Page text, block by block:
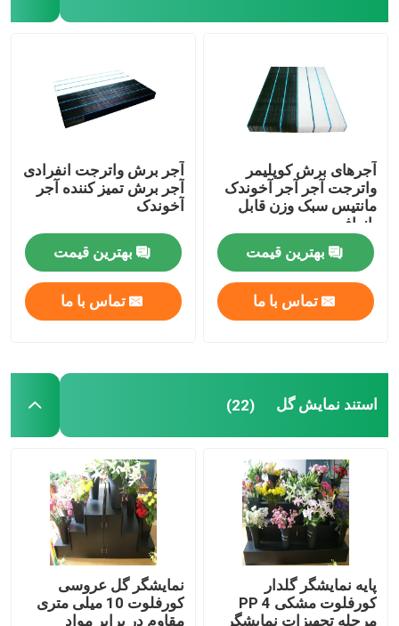
آجرهای برش کوپلیمر
واترجت آجر آجر آخوندک
مانتیس سبک وزن قابل
بازیافت
بهترین قیمت
تماس با ما
آجر برش واترجت انفرادی
آجر برش تمیز کننده آجر
آخوندک
بهترین قیمت
تماس با ما
استند نمایش گل (22)
پایه نمایشگر گلدار
کورفلوت مشکی PP 4
مرحله تجهیزات نمایشگر
نمایشگر گل عروسی
کورفلوت 10 میلی متری
مقاوم در برابر مواد